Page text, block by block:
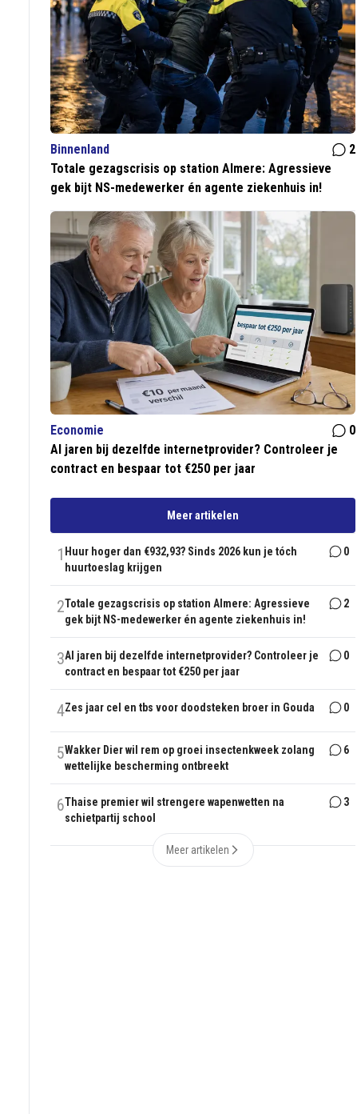
Binnenland
2
Totale gezagscrisis op station Almere: Agressieve
gek bijt NS-medewerker én agente ziekenhuis in!
Economie
0
Al jaren bij dezelfde internetprovider? Controleer je
contract en bespaar tot €250 per jaar
Meer artikelen
1 Huur hoger dan €932,93? Sinds 2026 kun je tóch
huurtoeslag krijgen
0
2Totale gezagscrisis op station Almere: Agressieve
gek bijt NS-medewerker én agente ziekenhuis in!
2
3Al jaren bij dezelfde internetprovider? Controleer je
contract en bespaar tot €250 per jaar
0
4Zes jaar cel en tbs voor doodsteken broer in Gouda 0
5Wakker Dier wil rem op groei insectenkweek zolang
wettelijke bescherming ontbreekt
6
6Thaise premier wil strengere wapenwetten na
schietpartij school
3
Meer artikelen